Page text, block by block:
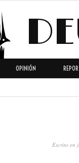
OPINIÓN
Escrito en